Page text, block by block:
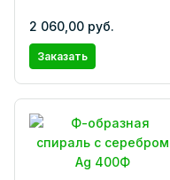
2 060,00 руб.
Заказать